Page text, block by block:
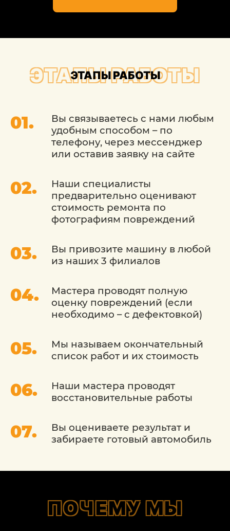
(Шкода). Чтобы заказать ремонт кожи
необходимо позвонить по телефону.
ЭТАПЫ РАБОТЫ
ЭТАПЫ РАБОТЫ
Вы связываетесь с нами любым
удобным способом – по
телефону, через мессенджер
или оставив заявку на сайте
Наши специалисты
предварительно оценивают
стоимость ремонта по
фотографиям повреждений
Вы привозите машину в любой
из наших 3 филиалов
Мастера проводят полную
оценку повреждений (если
необходимо – с дефектовкой)
Мы называем окончательный
список работ и их стоимость
Наши мастера проводят
восстановительные работы
Вы оцениваете результат и
забираете готовый автомобиль
ПОЧЕМУ МЫ